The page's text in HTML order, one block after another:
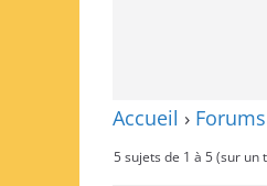
Accueil › Forums
5 sujets de 1 à 5 (sur un